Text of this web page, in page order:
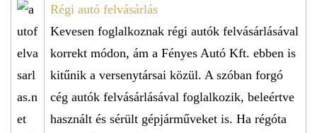
Régi autó felvásárlás
Kevesen foglalkoznak régi autók felvásárlásával
korrekt módon, ám a Fényes Autó Kft. ebben is
kitűnik a versenytársai közül. A szóban forgó
cég autók felvásárlásával foglalkozik, beleértve
használt és sérült gépjárműveket is. Ha régóta